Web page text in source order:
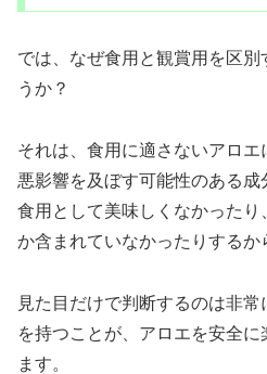
では、なぜ食用と観賞用を区別
うか？
それは、食用に適さないアロ
悪影響を及ぼす可能性のある
食用として美味しくなかった
か含まれていなかったりするか
見た目だけで判断するのは非
を持つことが、アロエを安全に
ます。